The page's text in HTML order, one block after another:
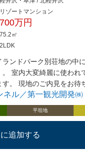
リゾートマンション
700万円
75.2㎡
2LDK
ンドパーク別荘地の中
。 室内大変綺麗に使われ
。 現地のご内見をお待
ネル／第一観光開発㈱
平坦地
追加する